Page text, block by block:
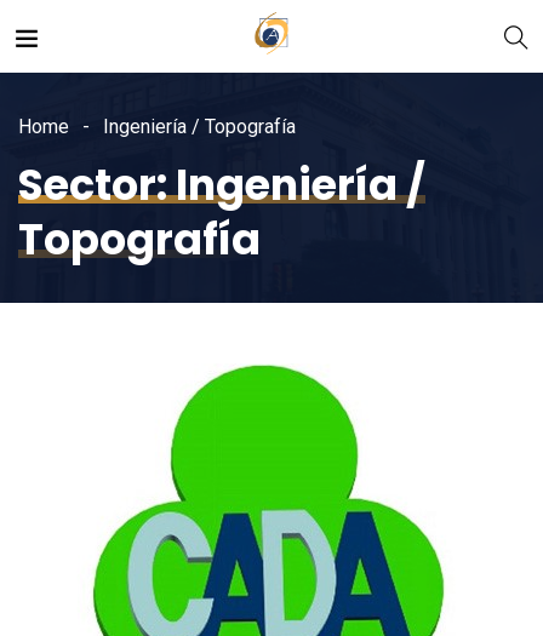
Home Ingeniería / Topografía
Sector:Ingeniería /
Topografía